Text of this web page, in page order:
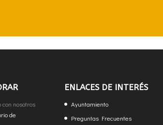
nosotros
de
ENLACES DE INTERÉS
Ayuntamiento
Preguntas Frecuentes